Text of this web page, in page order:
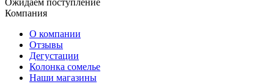
Ожидаем поступление
Компания
О компании
Отзывы
Дегустации
Колонка сомелье
Наши магазины